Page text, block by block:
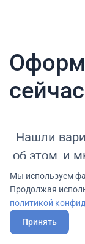
сейчас
Нашли
об этом, и
Мы используем
Продолжая
политикой
Принять